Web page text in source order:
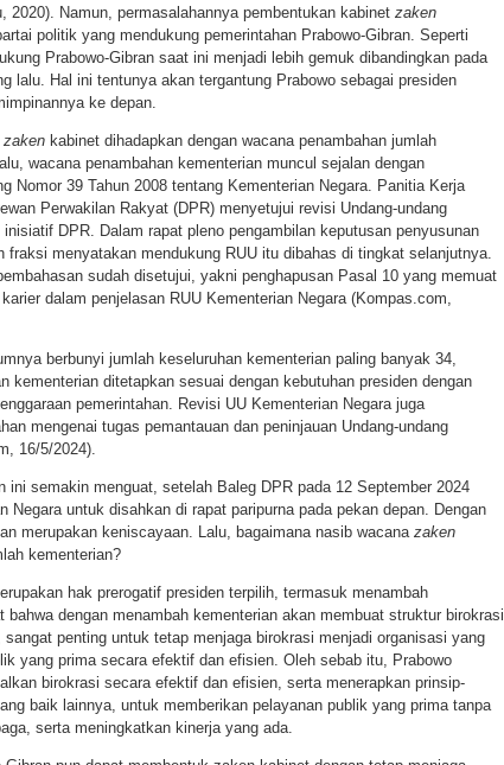
2020). Namun, permasalahannya pembentukan kabinet zaken
politik yang mendukung pemerintahan Prabowo-Gibran. Seperti
Prabowo-Gibran saat ini menjadi lebih gemuk dibandingkan pada
lalu. Hal ini tentunya akan tergantung Prabowo sebagai presiden
ke depan.
zakenkabinet dihadapkan dengan wacana penambahan jumlah
wacana penambahan kementerian muncul sejalan dengan
Nomor 39 Tahun 2008 tentang Kementerian Negara. Panitia Kerja
Perwakilan Rakyat (DPR) menyetujui revisi Undang-undang
DPR. Dalam rapat pleno pengambilan keputusan penyusunan
fraksi menyatakan mendukung RUU itu dibahas di tingkat selanjutnya.
sudah disetujui, yakni penghapusan Pasal 10 yang memuat
dalam penjelasan RUU Kementerian Negara (Kompas.com,
berbunyi jumlah keseluruhan kementerian paling banyak 34,
kementerian ditetapkan sesuai dengan kebutuhan presiden dengan
pemerintahan. Revisi UU Kementerian Negara juga
mengenai tugas pemantauan dan peninjauan Undang-undang
16/5/2024).
ini semakin menguat, setelah Baleg DPR pada 12 September 2024
Negara untuk disahkan di rapat paripurna pada pekan depan. Dengan
merupakan keniscayaan. Lalu, bagaimana nasib wacana zaken
kementerian?
hak prerogatif presiden terpilih, termasuk menambah
bahwa dengan menambah kementerian akan membuat struktur birokrasi
penting untuk tetap menjaga birokrasi menjadi organisasi yang
yang prima secara efektif dan efisien. Oleh sebab itu, Prabowo
birokrasi secara efektif dan efisien, serta menerapkan prinsip-
baik lainnya, untuk memberikan pelayanan publik yang prima tanpa
serta meningkatkan kinerja yang ada.